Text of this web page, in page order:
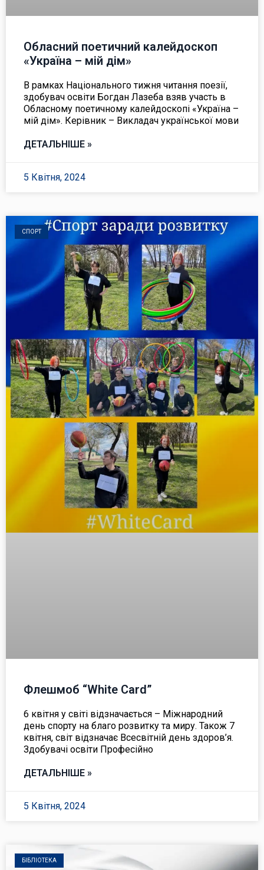
Обласний поетичний калейдоскоп
«Україна – мій дім»
В рамках Національного тижня читання поезії,
здобувач освіти Богдан Лазеба взяв участь в
Обласному поетичному калейдоскопі «Україна –
мій дім». Керівник – Викладач української мови
ДЕТАЛЬНІШЕ »
5 Квітня, 2024
СПОРТ
Флешмоб “White Card”
6 квітня у світі відзначається – Міжнародний
день спорту на благо розвитку та миру. Також 7
квітня, світ відзначає Всесвітній день здоров’я.
Здобувачі освіти Професійно
ДЕТАЛЬНІШЕ »
5 Квітня, 2024
БІБЛІОТЕКА